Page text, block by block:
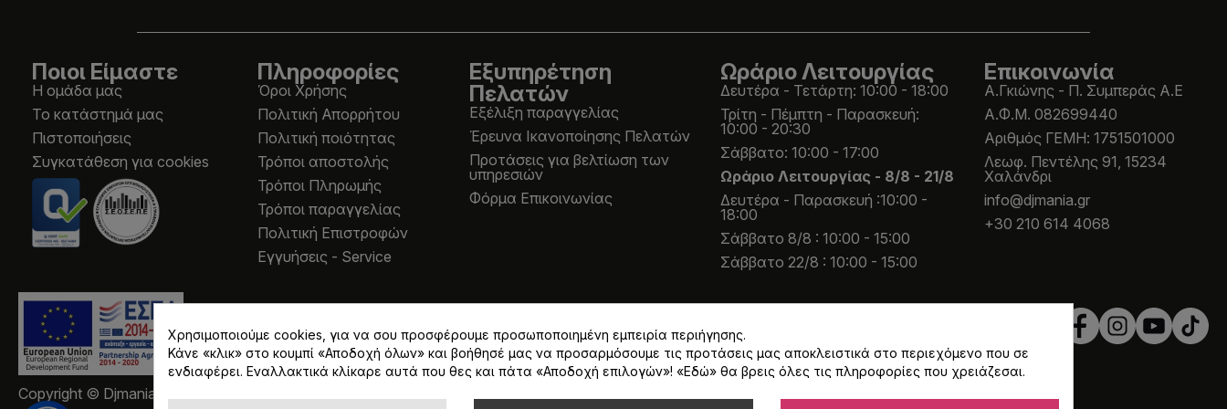
Ποιοι Είμαστε
Η ομάδα μας
Το κατάστημά μας
Πιστοποιήσεις
Συγκατάθεση για cookies
Πληροφορίες
Όροι Χρήσης
Πολιτική Απορρήτου
Πολιτική ποιότητας
Τρόποι αποστολής
Τρόποι Πληρωμής
Τρόποι παραγγελίας
Πολιτική Επιστροφών
Εγγυήσεις - Service
Εξυπηρέτηση
Πελατών
Εξέλιξη παραγγελίας
Έρευνα Ικανοποίησης Πελατών
Προτάσεις για βελτίωση των
υπηρεσιών
Φόρμα Επικοινωνίας
Ωράριο Λειτουργίας
Δευτέρα - Τετάρτη: 10:00 - 18:00
Τρίτη - Πέμπτη - Παρασκευή:
10:00 - 20:30
Σάββατο: 10:00 - 17:00
Ωράριο Λειτουργίας - 8/8 - 21/8
Δευτέρα - Παρασκευή :10:00 -
18:00
Σάββατο 8/8 : 10:00 - 15:00
Σάββατο 22/8 : 10:00 - 15:00
Επικοινωνία
Α.Γκιώνης - Π. Συμπεράς Α.Ε
Α.Φ.Μ. 082699440
Aριθμός ΓΕΜΗ: 1751501000
Λεωφ. Πεντέλης 91, 15234
Χαλάνδρι
info@djmania.gr
+30 210 614 4068
Copyright © Djmania 2026 / Οι τιμές περιλαμβάνουν ΦΠΑ 24% εκτός και αν αναγράφεται διαφορετικά.
Χρησιμοποιούμε cookies, για να σου προσφέρουμε προσωποποιημένη εμπειρία περιήγησης.
Κάνε «κλικ» στο κουμπί «Αποδοχή όλων» και βοήθησέ μας να προσαρμόσουμε τις προτάσεις μας αποκλειστικά στο περιεχόμενο που σε
ενδιαφέρει. Εναλλακτικά κλίκαρε αυτά που θες και πάτα «Αποδοχή επιλογών»! «Εδώ» θα βρεις όλες τις πληροφορίες που χρειάζεσαι.